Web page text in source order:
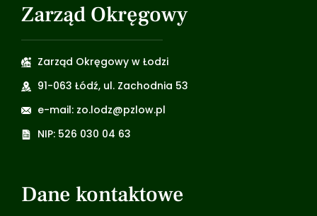
Zarząd Okręgowy
Zarząd Okręgowy w Łodzi
91-063 Łódź, ul. Zachodnia 53
e-mail: zo.lodz@pzlow.pl
NIP: 526 030 04 63
Dane kontaktowe